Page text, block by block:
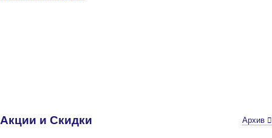
Акции и Скидки Архив